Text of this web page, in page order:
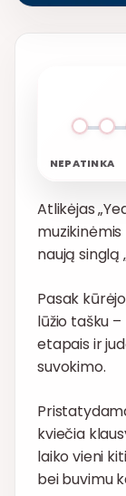
NEPATINKA
Atlikėjas
naują singlą
Pasak
lūžio tašku
etapais ir
suvokimo.
kviečia
laiko vieni
bei buvimu